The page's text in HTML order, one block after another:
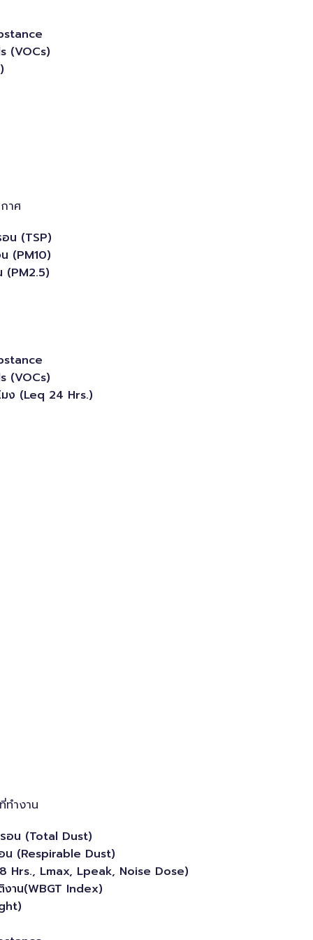
(VOCs)
าศ
น (TSP)
(PM10)
(PM2.5)
(VOCs)
ง (Leq 24 Hrs.)
ทำงาน
อน (Total Dust)
น (Respirable Dust)
Hrs., Lmax, Lpeak, Noise Dose)
งาน(WBGT Index)